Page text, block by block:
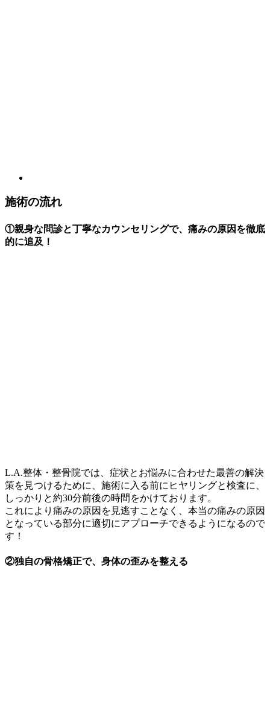
施術の流れ
①親身な問診と丁寧なカウンセリングで、痛みの原因を徹底
的に追及！
L.A.整体・整骨院では、症状とお悩みに合わせた最善の解決
策を見つけるために、施術に入る前にヒヤリングと検査に、
しっかりと約30分前後の時間をかけております。
これにより痛みの原因を見逃すことなく、 本当の痛みの原因
となっている部分に適切にアプローチできるようになるので
す！
②独自の骨格矯正で、身体の歪みを整える